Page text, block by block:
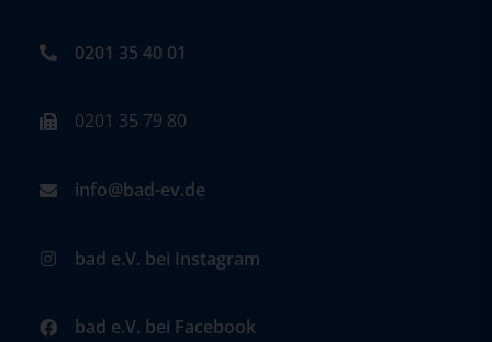
0201 35 40 01
0201 35 79 80
info@bad-ev.de
bad e.V. bei Instagram
bad e.V. bei Facebook